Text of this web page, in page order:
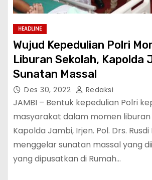
HEADLINE
Wujud Kepedulian Polri
Liburan Sekolah, Kapolda
Sunatan Massal
Des 30, 2022 Redaksi
JAMBI – Bentuk kepedulian Polri
masyarakat dalam momen liburan
Kapolda Jambi, Irjen. Pol. Drs. Rusdi
menggelar sunatan massal yang
yang dipusatkan di Rumah…